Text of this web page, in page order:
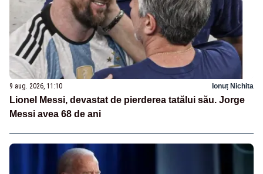
9 aug. 2026, 11:10 Ionuț Nichita
Lionel Messi, devastat de pierderea tatălui său. Jorge
Messi avea 68 de ani